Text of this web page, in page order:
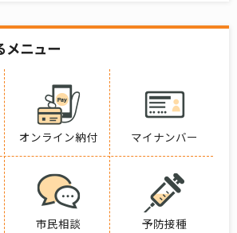
メニュー
オンライン納付 マイナンバー
市民相談 予防接種